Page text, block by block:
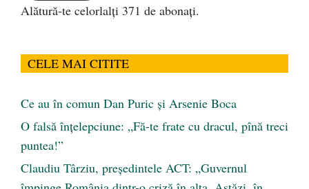
Alătură-te celorlalți 371 de abonați.
CELE MAI CITITE
Ce au în comun Dan Puric şi Arsenie Boca
O falsă înțelepciune: „Fă-te frate cu dracul, pînă treci
puntea!”
Claudiu Târziu, președintele ACT: „Guvernul